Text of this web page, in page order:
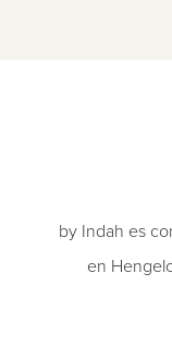
by Indah es
en